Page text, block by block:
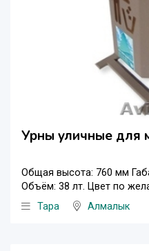
Урны уличные для
Общая высота: 760 мм
Объём: 38 лт. Цвет по
Тара
Алмалык